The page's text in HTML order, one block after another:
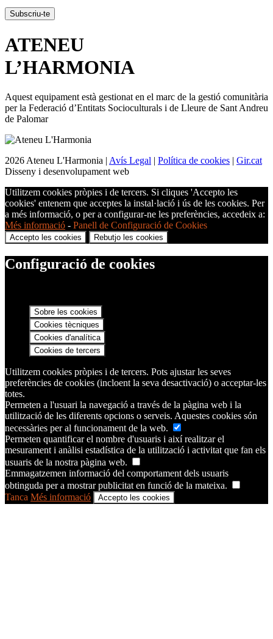
ATENEU
L’HARMONIA
Aquest equipament està gestionat en el marc de la gestió comunitària
per la Federació d’Entitats Socioculturals i de Lleure de Sant Andreu
de Palomar
2026 Ateneu L'Harmonia | Avís Legal | Política de cookies | Gir.cat
Disseny i desenvolupament web
Utilitzem cookies pròpies i de tercers. Si cliques 'Accepto les
cookies' entenem que acceptes la instal·lació i ús de les cookies. Per
a més informació, o per a configurar-ne les preferències, accedeix a:
Més informació - Panell de Configuració de Cookies
Accepto les cookies Rebutjo les cookies
Configuració de cookies
Sobre les cookies
Cookies tècniques
Cookies d'analítica
Cookies de tercers
Utilitzem cookies pròpies i de tercers. Pots ajustar les seves
preferències de cookies (incloent la seva desactivació) o acceptar-les
totes.
Permeten a l'usuari la navegació a través de la pàgina web i la
utilització de les diferents opcions o serveis. Aquestes cookies són
necessàries per al funcionament de la web.
Permeten quantificar el nombre d'usuaris i així realitzar el
mesurament i anàlisi estadística de la utilització i activitat que fan els
usuaris de la nostra pàgina web.
Emmagatzemen informació del comportament dels usuaris
obtinguda per a mostrar publicitat en funció de la mateixa.
Tanca Més informació Accepto les cookies